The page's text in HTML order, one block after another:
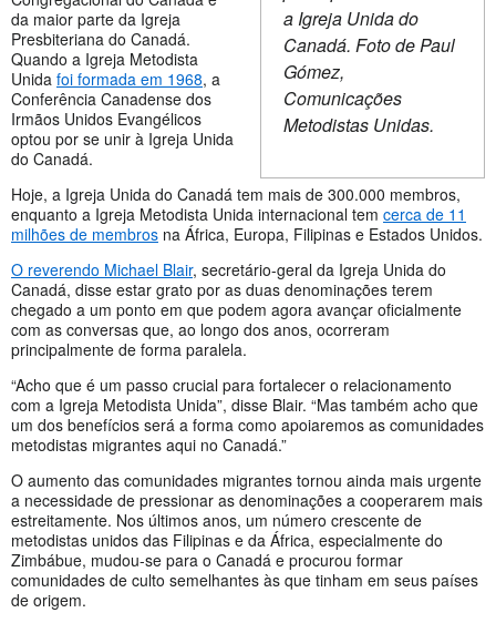
a Igreja Unida do
Canadá. Foto de Paul
Gómez,
Comunicações
Metodistas Unidas.
da maior parte da Igreja
Presbiteriana do Canadá.
Quando a Igreja Metodista
Unida foi formada em 1968, a
Conferência Canadense dos
Irmãos Unidos Evangélicos
optou por se unir à Igreja Unida
do Canadá.
Hoje, a Igreja Unida do Canadá tem mais de 300.000 membros,
enquanto a Igreja Metodista Unida internacional tem cerca de 11
milhões de membros na África, Europa, Filipinas e Estados Unidos.
O reverendo Michael Blair, secretário-geral da Igreja Unida do
Canadá, disse estar grato por as duas denominações terem
chegado a um ponto em que podem agora avançar oficialmente
com as conversas que, ao longo dos anos, ocorreram
principalmente de forma paralela.
“Acho que é um passo crucial para fortalecer o relacionamento
com a Igreja Metodista Unida”, disse Blair. “Mas também acho que
um dos benefícios será a forma como apoiaremos as comunidades
metodistas migrantes aqui no Canadá.”
O aumento das comunidades migrantes tornou ainda mais urgente
a necessidade de pressionar as denominações a cooperarem mais
estreitamente. Nos últimos anos, um número crescente de
metodistas unidos das Filipinas e da África, especialmente do
Zimbábue, mudou-se para o Canadá e procurou formar
comunidades de culto semelhantes às que tinham em seus países
de origem.